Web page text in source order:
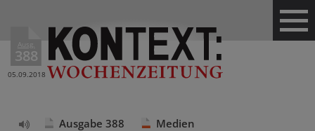
Ausg.
388
05.09.2018
Ausgabe 388 Medien